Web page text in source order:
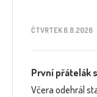
ČTVRTEK 6.8.2026
První přátelák
Včera odehrál